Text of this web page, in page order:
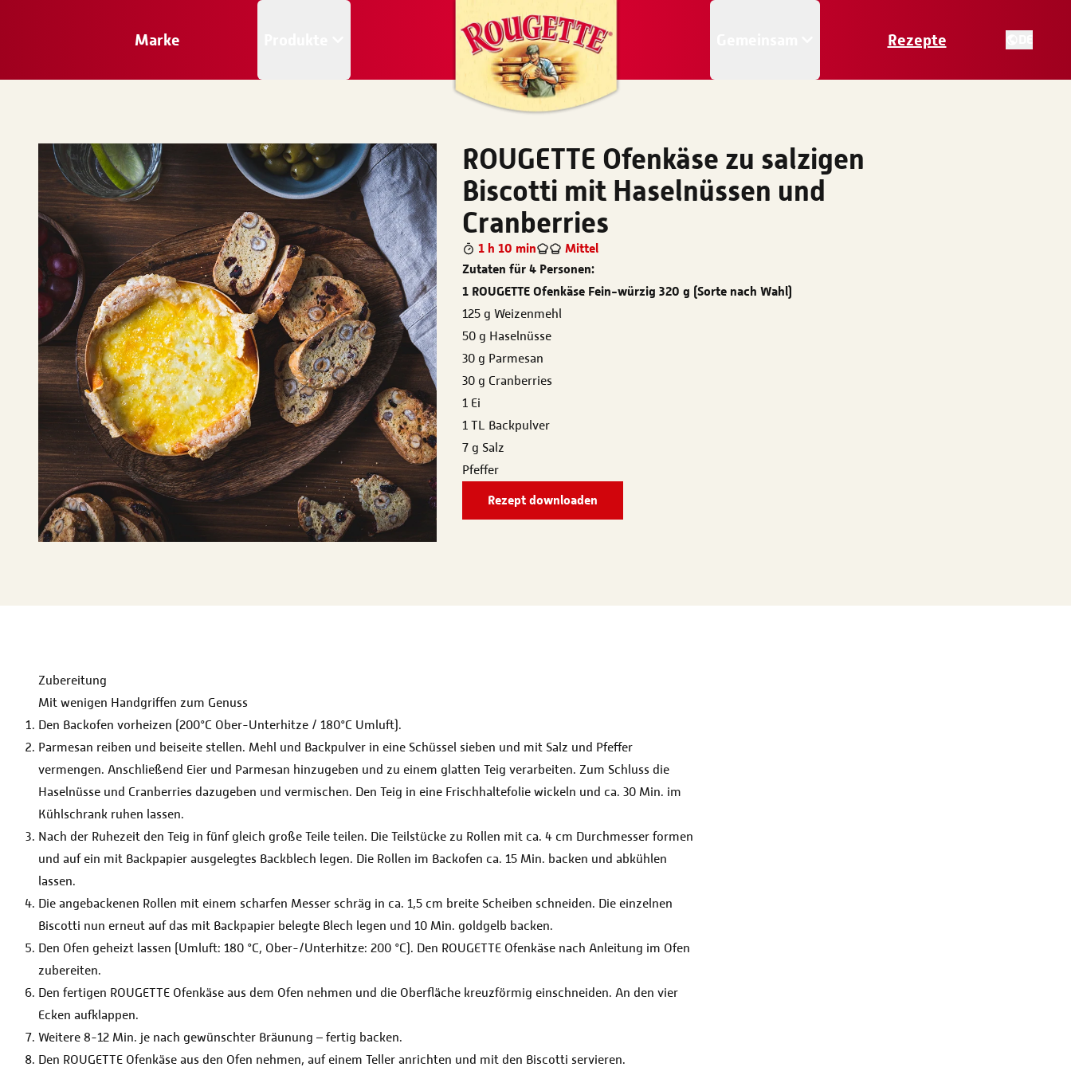
Marke Rezepte
ROUGETTE Ofenkäse zu salzigen
Biscotti mit Haselnüssen und
Cranberries
1 h 10 min
Mittel
Zutaten für 4 Personen:
1 ROUGETTE Ofenkäse Fein-würzig 320 g (Sorte nach Wahl)
125 g Weizenmehl
50 g Haselnüsse
30 g Parmesan
30 g Cranberries
1 Ei
1 TL Backpulver
7 g Salz
Pfeffer
Rezept downloaden
Zubereitung
Mit wenigen Handgriffen zum Genuss
Den Backofen vorheizen (200°C Ober-Unterhitze / 180°C Umluft).
Parmesan reiben und beiseite stellen. Mehl und Backpulver in eine Schüssel sieben und mit Salz und Pfeffer
vermengen. Anschließend Eier und Parmesan hinzugeben und zu einem glatten Teig verarbeiten. Zum Schluss die
Haselnüsse und Cranberries dazugeben und vermischen. Den Teig in eine Frischhaltefolie wickeln und ca. 30 Min. im
Kühlschrank ruhen lassen.
Nach der Ruhezeit den Teig in fünf gleich große Teile teilen. Die Teilstücke zu Rollen mit ca. 4 cm Durchmesser formen
und auf ein mit Backpapier ausgelegtes Backblech legen. Die Rollen im Backofen ca. 15 Min. backen und abkühlen
lassen.
Die angebackenen Rollen mit einem scharfen Messer schräg in ca. 1,5 cm breite Scheiben schneiden. Die einzelnen
Biscotti nun erneut auf das mit Backpapier belegte Blech legen und 10 Min. goldgelb backen.
Den Ofen geheizt lassen (Umluft: 180 °C, Ober-/Unterhitze: 200 °C). Den ROUGETTE Ofenkäse nach Anleitung im Ofen
zubereiten.
Den fertigen ROUGETTE Ofenkäse aus dem Ofen nehmen und die Oberfläche kreuzförmig einschneiden. An den vier
Ecken aufklappen.
Weitere 8-12 Min. je nach gewünschter Bräunung – fertig backen.
Den ROUGETTE Ofenkäse aus den Ofen nehmen, auf einem Teller anrichten und mit den Biscotti servieren.